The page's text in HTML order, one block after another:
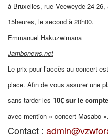
à Bruxelles, rue Veeweyde 24-26,
15heures, le second à 20h00.
Emmanuel Hakuzwimana
Jambonews.net
Le prix pour l’accès au concert
place. Afin de vous assurer une
sans tarder les 10€ sur le
avec mention « concert Masabo ».
Contact :